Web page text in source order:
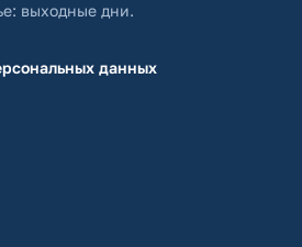
выходные дни.
данных